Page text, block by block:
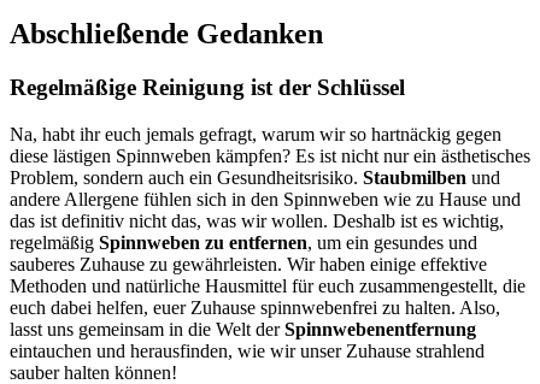
Abschließende Gedanken
Regelmäßige Reinigung ist der Schlüssel
Na, habt ihr euch jemals gefragt, warum wir so hartnäckig gegen
diese lästigen Spinnweben kämpfen? Es ist nicht nur ein ästhetisches
Problem, sondern auch ein Gesundheitsrisiko. Staubmilben und
andere Allergene fühlen sich in den Spinnweben wie zu Hause und
das ist definitiv nicht das, was wir wollen. Deshalb ist es wichtig,
regelmäßig Spinnweben zu entfernen, um ein gesundes und
sauberes Zuhause zu gewährleisten. Wir haben einige effektive
Methoden und natürliche Hausmittel für euch zusammengestellt, die
euch dabei helfen, euer Zuhause spinnwebenfrei zu halten. Also,
lasst uns gemeinsam in die Welt derSpinnwebenentfernung
eintauchen und herausfinden, wie wir unser Zuhause strahlend
sauber halten können!